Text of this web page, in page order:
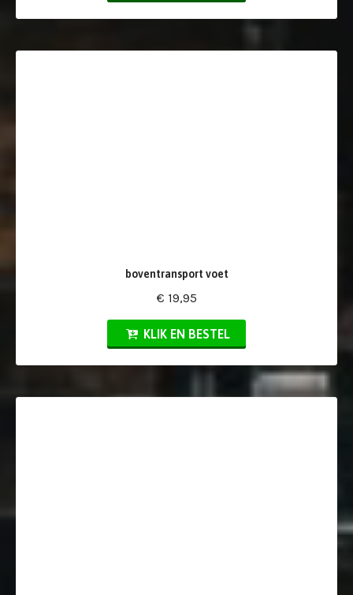
boventransport voet
€ 19,95
KLIK EN BESTEL